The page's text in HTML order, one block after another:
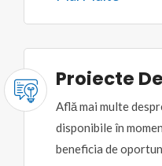
Proiecte
Află mai multe
disponibile în
beneficia de